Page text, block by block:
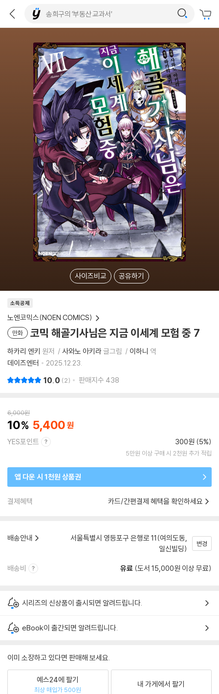
사이즈비교 공유하기
소득공제
노엔코믹스(NOEN COMICS)
만화 코믹 해골기사님은 지금 이세계 모험 중 7
하카리 엔키 원저 사와노 아키라글그림 이하니 역
데이즈엔터
2025.12.23.
10.0 2 판매지수 438
6,000원
10 5,400
YES포인트 300원 (5%)
5만원 이상 구매 시 2천원 추가 적립
앱 다운 시 1천원 상품권
결제혜택 카드/간편결제 혜택을 확인하세요
배송안내
서울특별시 영등포구 은행로 11(여의도동,
일신빌딩)
변경
배송비 유료 (도서 15,000원 이상 무료)
시리즈의 신상품이 출시되면 알려드립니다.
eBook이 출간되면 알려드립니다.
이미 소장하고 있다면 판매해 보세요.
예스24에 팔기
최상 매입가 500원
내 가게에서 팔기